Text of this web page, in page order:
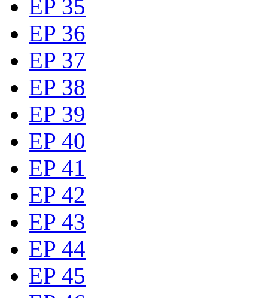
EP 35
EP 36
EP 37
EP 38
EP 39
EP 40
EP 41
EP 42
EP 43
EP 44
EP 45